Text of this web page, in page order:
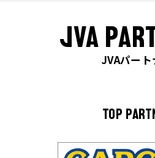
JVA
JVAパート
TOP